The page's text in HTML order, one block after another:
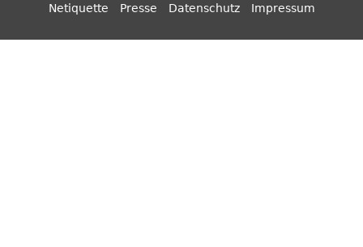
Netiquette Presse Datenschutz Impressum